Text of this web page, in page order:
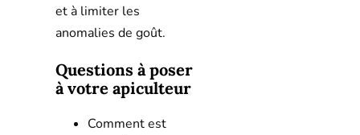
et à limiter les
anomalies de goût.
Questions à poser
à votre apiculteur
Comment est